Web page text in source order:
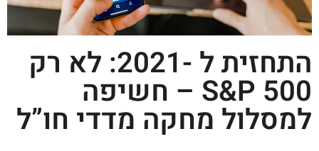
התחזית ל -2021: לא רק
S&P 500 – חשיפה
למסלול מחקה מדדי חו”ל